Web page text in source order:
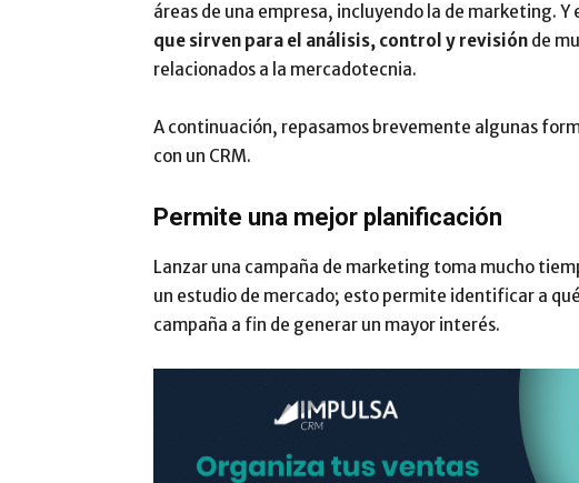
áreas de una empresa, incluyendo la de marketing. Y
que sirven para el análisis, control y revisión de
relacionados a la mercadotecnia.
A continuación, repasamos brevemente algunas
con un CRM.
Permite una mejor planificación
Lanzar una campaña de marketing toma mucho
un estudio de mercado; esto permite identificar a
campaña a fin de generar un mayor interés.